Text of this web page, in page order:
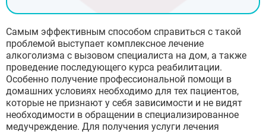
Самым эффективным способом справиться с такой
проблемой выступает комплексное лечение
алкоголизма с вызовом специалиста на дом, а также
проведение последующего курса реабилитации.
Особенно получение профессиональной помощи в
домашних условиях необходимо для тех пациентов,
которые не признают у себя зависимости и не видят
необходимости в обращении в специализированное
медучреждение. Для получения услуги лечения